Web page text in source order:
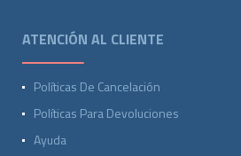
ATENCIÓN AL CLIENTE
Políticas De Cancelación
Políticas Para Devoluciones
Ayuda